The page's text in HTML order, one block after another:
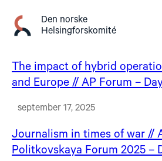
innhold
Den norske
Helsingforskomité
The impact of hybrid
and Europe // AP Forum –
september 17, 2025
Journalism in times of war //
Politkovskaya Forum 2025 –